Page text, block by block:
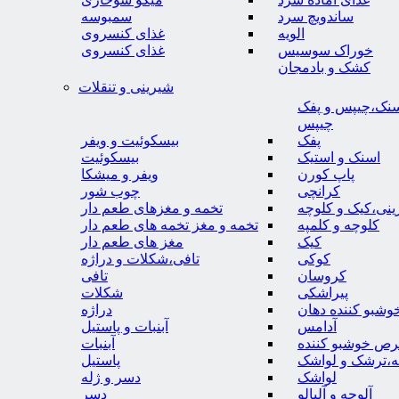
ساندویچ سرد
الویه
خوراک سوسیس
کشک و بادمجان
سمبوسه
غذای کنسروی
غذای کنسروی
شیرینی و تنقلات
و پفک
چیپس
پفک
اسنک و استیک
پاپ کورن
کرانچی
و کلوچه
کلوچه و کلمپه
کیک
کوکی
کروسان
پیراشکی
کننده دهان
آدامس
خوشبو کننده
و لواشک
لواشک
آلوچه و آلبالو
بیسکوئیت و ویفر
بیسکوئیت
ویفر و میشکا
چوب شور
تخمه و مغزهای طعم دار
تخمه و مغز تخمه های طعم دار
مغز های طعم دار
تافی،شکلات و دراژه
تافی
شکلات
دراژه
آبنبات و پاستیل
آبنبات
پاستیل
دسر و ژله
دسر